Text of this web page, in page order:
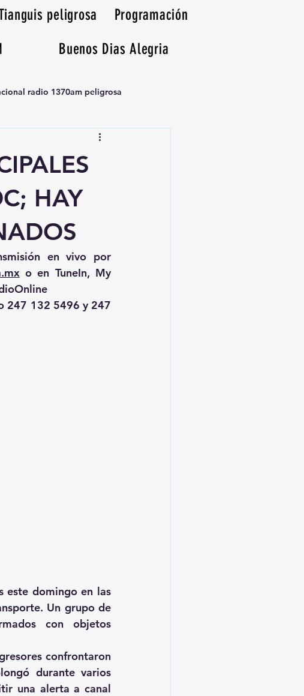
peligrosa
Programación
Buenos Dias Alegria
radio 1370am peligrosa
HAY
o en TuneIn, My
247 132 5496 y 247
este domingo en las
Un grupo de
con objetos
confrontaron
durante varios
una alerta a canal